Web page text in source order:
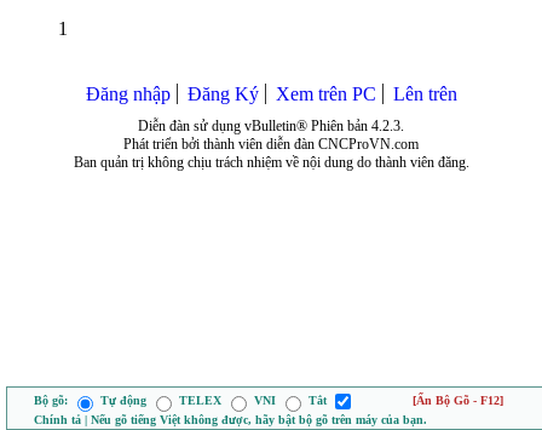
1
Đăng nhập Đăng Ký Xem trên PC Lên trên
Diễn đàn sử dụng vBulletin® Phiên bản 4.2.3.
Phát triển bởi thành viên diễn đàn CNCProVN.com
Ban quản trị không chịu trách nhiệm về nội dung do thành viên đăng.
Bộ gõ: Tự động TELEX VNI Tắt
[Ẩn Bộ Gõ - F12]
Chính tả | Nếu gõ tiếng Việt không được, hãy bật bộ gõ trên máy của bạn.